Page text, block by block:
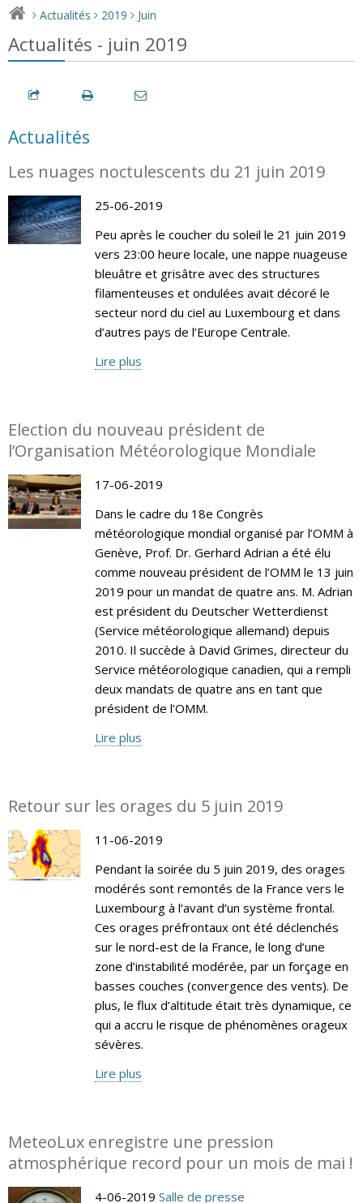
> Actualités > 2019 > Juin
Actualités - juin 2019
Actualités
Les nuages noctulescents du 21 juin 2019
25-06-2019
Peu après le coucher du soleil le 21 juin 2019
vers 23:00 heure locale, une nappe nuageuse
bleuâtre et grisâtre avec des structures
filamenteuses et ondulées avait décoré le
secteur nord du ciel au Luxembourg et dans
d’autres pays de l’Europe Centrale.
Lire plus
Election du nouveau président de
l’Organisation Météorologique Mondiale
17-06-2019
Dans le cadre du 18e Congrès
météorologique mondial organisé par l’OMM à
Genève, Prof. Dr. Gerhard Adrian a été élu
comme nouveau président de l’OMM le 13 juin
2019 pour un mandat de quatre ans. M. Adrian
est président du Deutscher Wetterdienst
(Service météorologique allemand) depuis
2010. Il succède à David Grimes, directeur du
Service météorologique canadien, qui a rempli
deux mandats de quatre ans en tant que
président de l’OMM.
Lire plus
Retour sur les orages du 5 juin 2019
11-06-2019
Pendant la soirée du 5 juin 2019, des orages
modérés sont remontés de la France vers le
Luxembourg à l’avant d’un système frontal.
Ces orages préfrontaux ont été déclenchés
sur le nord-est de la France, le long d’une
zone d’instabilité modérée, par un forçage en
basses couches (convergence des vents). De
plus, le flux d’altitude était très dynamique, ce
qui a accru le risque de phénomènes orageux
sévères.
Lire plus
MeteoLux enregistre une pression
atmosphérique record pour un mois de mai !
4-06-2019 Salle de presse